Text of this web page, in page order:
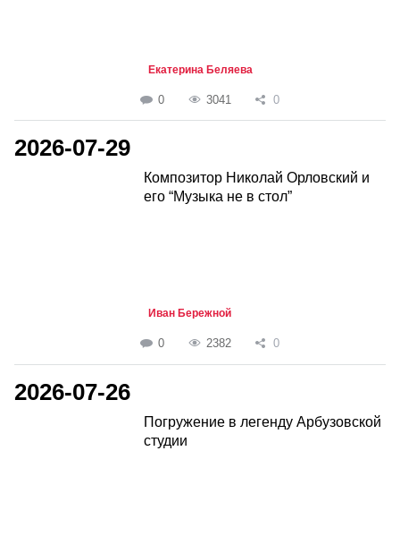
Екатерина Беляева
0 3041 0
2026-07-29
Композитор Николай Орловский и
его “Музыка не в стол”
Иван Бережной
0 2382 0
2026-07-26
Погружение в легенду Арбузовской
студии